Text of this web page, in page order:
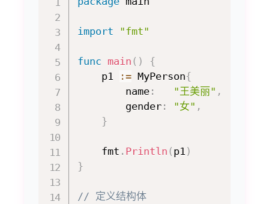
import "fmt"
func main ( )
{
    p1
:= MyPerson{
        name
: "王美丽" ,
        gender
: "女" ,
}
    fmt
. Println ( p1 )
}
// 定义结构体